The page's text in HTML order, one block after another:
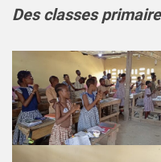
Des classes